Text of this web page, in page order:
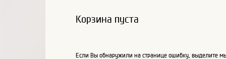
Корзина пуста
Если Вы обнаружили на странице ошибку, выделите